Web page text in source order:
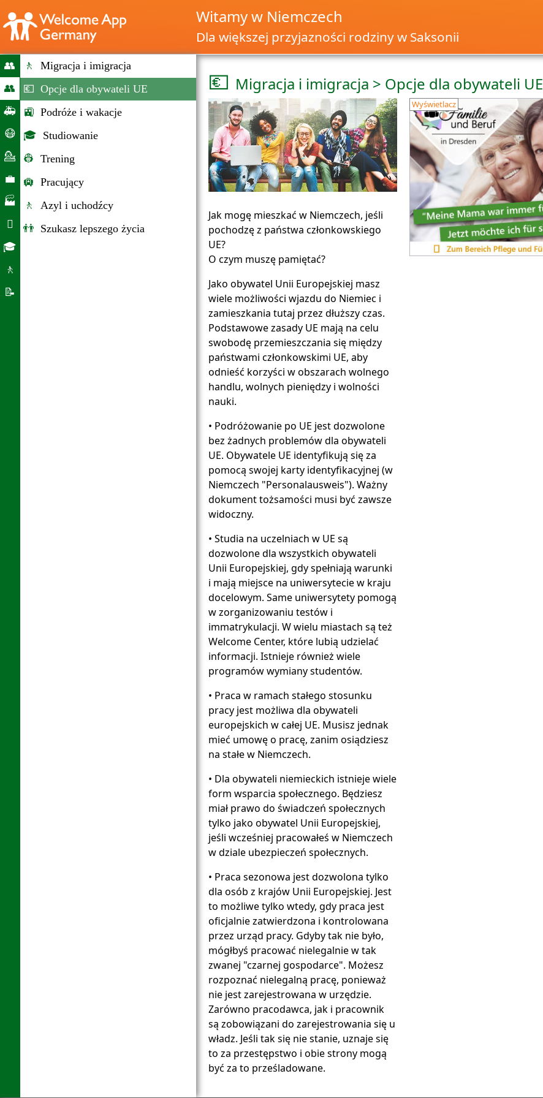
Witamy w Niemczech
Dla większej przyjazności rodziny w Saksonii
👥
Wypuszczenie
👥
Migracja
imigracja
🚑
Nagłe
wypadki
😷
Pomoc
koronie
💁
Doradztwo
💼
Rynku
🏭
Firmy

Codzienne
🎓
Szans
edukacyjnych
🚶
Systemu
📝
🚶
Migracja i imigracja
💶 Opcje dla obywateli UE
🚉 Podróże i wakacje
🎓 Studiowanie
👷 Trening
🛄 Pracujący
🚶
Azyl i uchodźcy
👬 Szukasz lepszego życia
💶 Migracja i imigracja > Opcje dla obywateli UE
Jak mogę mieszkać w Niemczech, jeśli
pochodzę z państwa członkowskiego
UE?
O czym muszę pamiętać?
Jako obywatel Unii Europejskiej masz
wiele możliwości wjazdu do Niemiec i
zamieszkania tutaj przez dłuższy czas.
Podstawowe zasady UE mają na celu
swobodę przemieszczania się między
państwami członkowskimi UE, aby
odnieść korzyści w obszarach wolnego
handlu, wolnych pieniędzy i wolności
nauki.
• Podróżowanie po UE jest dozwolone
bez żadnych problemów dla obywateli
UE. Obywatele UE identyfikują się za
pomocą swojej karty identyfikacyjnej (w
Niemczech "Personalausweis"). Ważny
dokument tożsamości musi być zawsze
widoczny.
• Studia na uczelniach w UE są
dozwolone dla wszystkich obywateli
Unii Europejskiej, gdy spełniają warunki
i mają miejsce na uniwersytecie w kraju
docelowym. Same uniwersytety pomogą
w zorganizowaniu testów i
immatrykulacji. W wielu miastach są też
Welcome Center, które lubią udzielać
informacji. Istnieje również wiele
programów wymiany studentów.
• Praca w ramach stałego stosunku
pracy jest możliwa dla obywateli
europejskich w całej UE. Musisz jednak
mieć umowę o pracę, zanim osiądziesz
na stałe w Niemczech.
• Dla obywateli niemieckich istnieje wiele
form wsparcia społecznego. Będziesz
miał prawo do świadczeń społecznych
tylko jako obywatel Unii Europejskiej,
jeśli wcześniej pracowałeś w Niemczech
w dziale ubezpieczeń społecznych.
• Praca sezonowa jest dozwolona tylko
dla osób z krajów Unii Europejskiej. Jest
to możliwe tylko wtedy, gdy praca jest
oficjalnie zatwierdzona i kontrolowana
przez urząd pracy. Gdyby tak nie było,
mógłbyś pracować nielegalnie w tak
zwanej "czarnej gospodarce". Możesz
rozpoznać nielegalną pracę, ponieważ
nie jest zarejestrowana w urzędzie.
Zarówno pracodawca, jak i pracownik
są zobowiązani do zarejestrowania się u
władz. Jeśli tak się nie stanie, uznaje się
to za przestępstwo i obie strony mogą
być za to prześladowane.
Wyświetlacz